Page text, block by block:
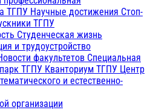
ТГПУ Научные достижения Стоп-
ТГПУ
Студенческая жизнь
и трудоустройство
факультетов Специальная
ТГПУ Кванториум ТГПУ Центр
и естественно-
организации